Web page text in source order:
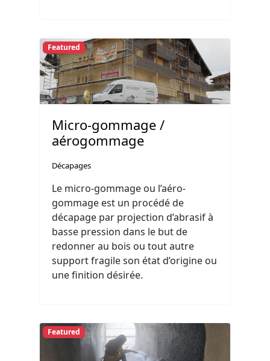
Featured
Micro-gommage /
aérogommage
Décapages
Le micro-gommage ou l’aéro-
gommage est un procédé de
décapage par projection d’abrasif à
basse pression dans le but de
redonner au bois ou tout autre
support fragile son état d’origine ou
une finition désirée.
Featured